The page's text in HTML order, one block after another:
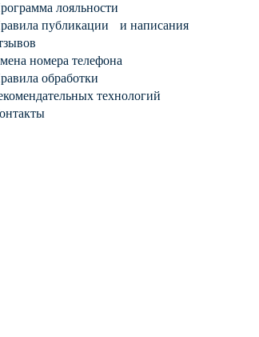
лояльности
публикации и написания
номера телефона
обработки
технологий